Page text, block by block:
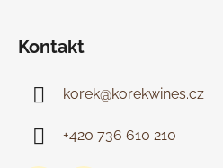
Kontakt
korek@korekwines.cz
+420 736 610 210